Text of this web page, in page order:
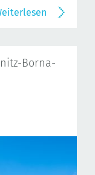
Borna-